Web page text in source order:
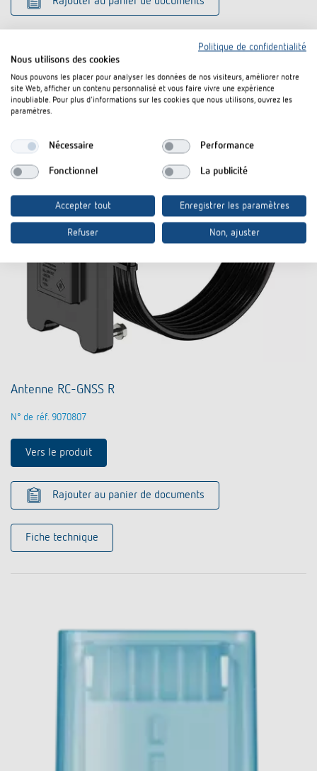
Antenne RC-GNSS R
N° de réf. 9070807
Vers le produit
Rajouter au panier de documents
Fiche technique
Politique de confidentialité
Nous utilisons des cookies
Nous pouvons les placer pour analyser les données de nos visiteurs, améliorer notre
site Web, afficher un contenu personnalisé et vous faire vivre une expérience
inoubliable. Pour plus d'informations sur les cookies que nous utilisons, ouvrez les
paramètres.
Nécessaire Performance
Fonctionnel La publicité
Accepter tout Enregistrer les paramètres
Refuser Non, ajuster